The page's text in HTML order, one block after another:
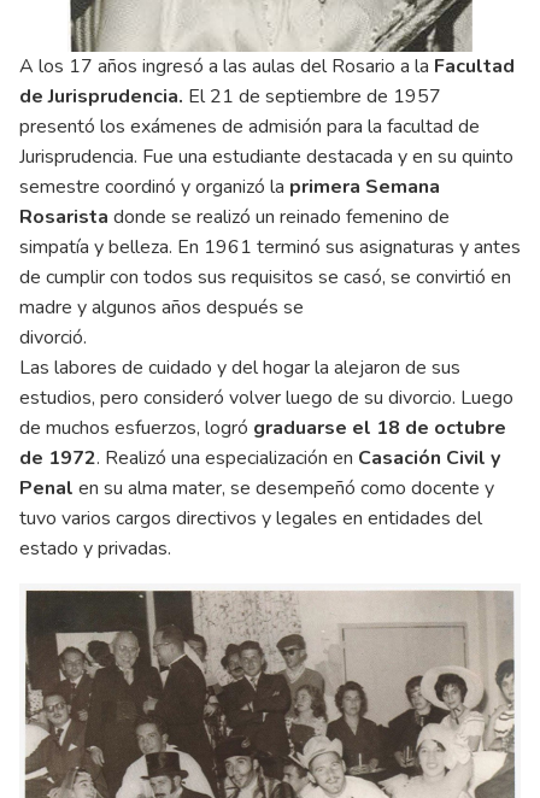
A los 17 años ingresó a las aulas del Rosario a la Facultad
de Jurisprudencia. El 21 de septiembre de 1957
presentó los exámenes de admisión para la facultad de
Jurisprudencia. Fue una estudiante destacada y en su quinto
semestre coordinó y organizó la primera Semana
Rosarista donde se realizó un reinado femenino de
simpatía y belleza. En 1961 terminó sus asignaturas y antes
de cumplir con todos sus requisitos se casó, se convirtió en
madre y algunos años después se
Las labores de cuidado y del hogar la alejaron de sus
estudios, pero consideró volver luego de su divorcio. Luego
de muchos esfuerzos, logró graduarse el 18 de octubre
de 1972. Realizó una especialización en Casación Civil y
Penal en su alma mater, se desempeñó como docente y
tuvo varios cargos directivos y legales en entidades del
estado y privadas.